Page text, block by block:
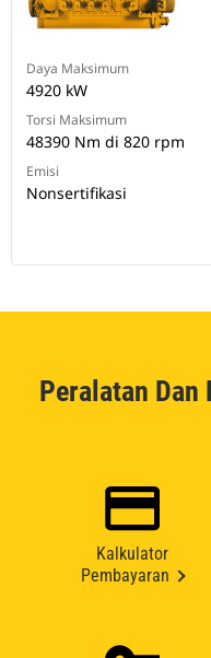
Daya Maksimum
4920 kW
Torsi Maksimum
48390 Nm di 820 rpm
Emisi
Nonsertifikasi
Peralatan Dan
Kalkulator
Pembayaran